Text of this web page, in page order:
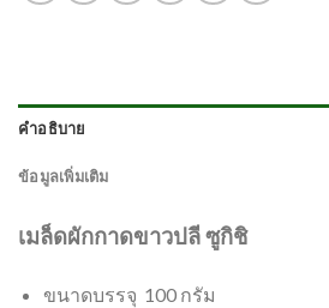
คำอธิบาย
ข้อมูลเพิ่มเติม
เมล็ดผักกาดขาวปลี ซูกิชิ
ขนาดบรรจุ 100 กรัม